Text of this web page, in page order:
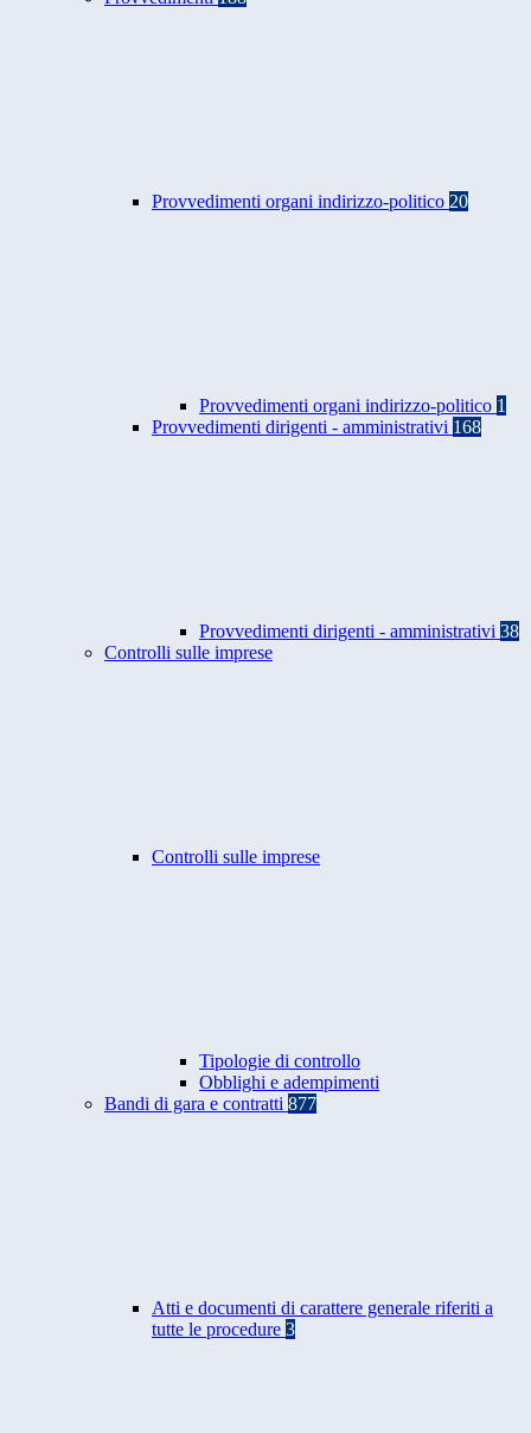
Provvedimenti organi indirizzo-politico 20
Provvedimenti organi indirizzo-politico 1
Provvedimenti dirigenti - amministrativi 168
Provvedimenti dirigenti - amministrativi 38
Controlli sulle imprese
Controlli sulle imprese
Tipologie di controllo
Obblighi e adempimenti
Bandi di gara e contratti 877
Atti e documenti di carattere generale riferiti a
tutte le procedure 3